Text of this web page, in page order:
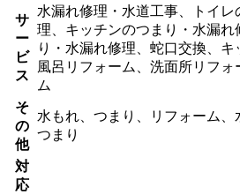
サ
ー
ビ
ス
水漏れ修理・水道工事、トイレ
理、キッチンのつまり・水漏れ
り・水漏れ修理、蛇口交換、
風呂リフォーム、洗面所リフ
ム
そ
の
他
水もれ、つまり、リフォーム、
つまり
対
応